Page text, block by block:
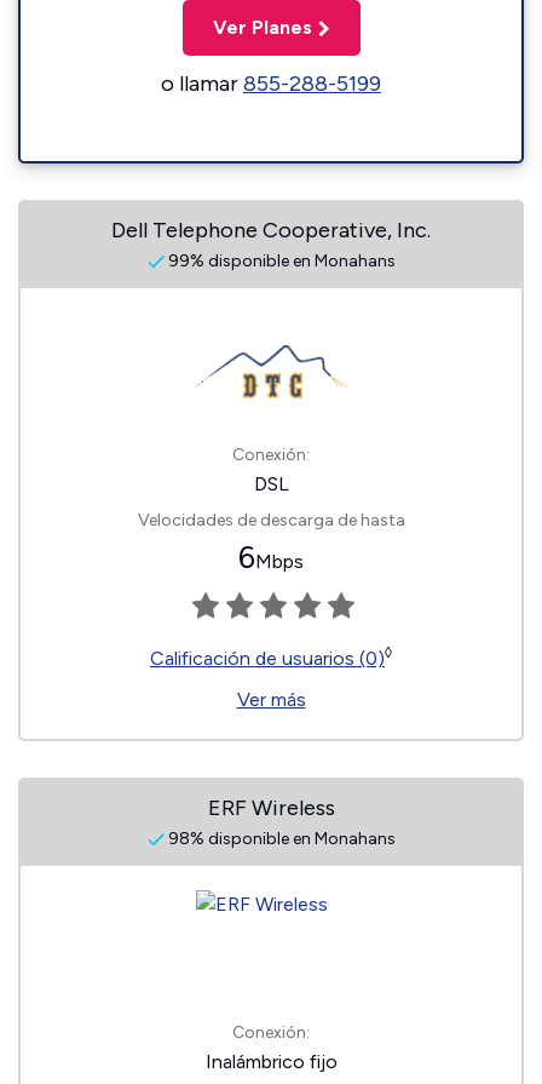
Ver Planes
o llamar855-288-5199
Dell Telephone Cooperative, Inc.
99% disponible en Monahans
Conexión:
DSL
Velocidades de descarga de hasta
6Mbps
Calificación de usuarios (0)◊
Ver más
ERF Wireless
98% disponible en Monahans
Conexión:
Inalámbrico fijo